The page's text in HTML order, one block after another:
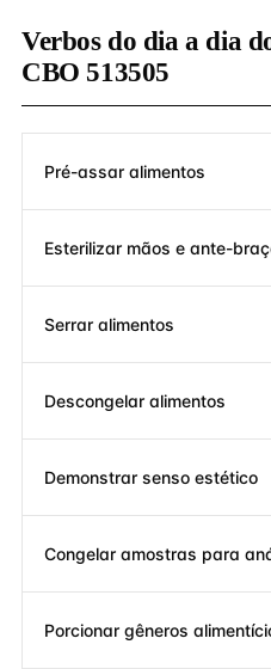
Verbos do dia a dia
CBO 513505
Pré-assar alimentos
Esterilizar mãos e ante-
Serrar alimentos
Descongelar alimentos
Demonstrar senso estético
Congelar amostras para
Porcionar gêneros